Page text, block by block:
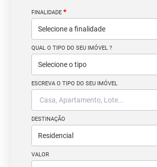
FINALIDADE*
QUAL O TIPO DO SEU IMÓVEL ?
ESCREVA O TIPO DO SEU IMÓVEL
DESTINAÇÃO
VALOR